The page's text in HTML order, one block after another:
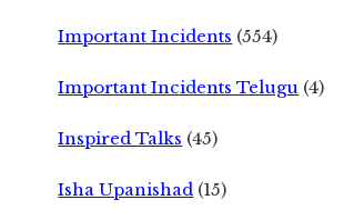
Important Incidents (554)
Important Incidents Telugu (4)
Inspired Talks (45)
Isha Upanishad (15)